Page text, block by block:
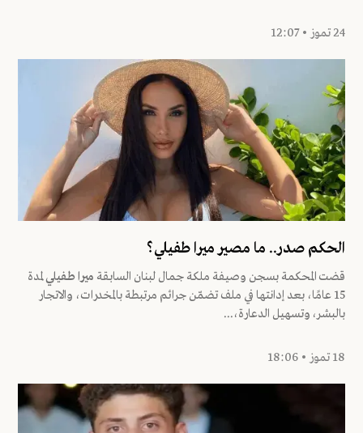
24 تموز • 12:07
الحكم صدر.. ما مصير ميرا طفيلي؟
قضت المحكمة بسجن وصيفة ملكة جمال لبنان السابقة ميرا طفيليلمدة
15 عامًا، بعد إدانتها في ملف تضمّن جرائم مرتبطة بالمخدرات، والاتجار
بالبشر، وتسهيل الدعارة،...
18 تموز • 18:06